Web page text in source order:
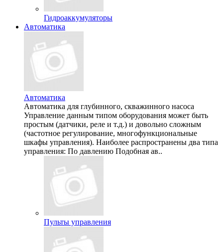
Гидроаккумуляторы
Автоматика
Автоматика
Автоматика для глубинного, скважинного насоса
Управление данным типом оборудования может быть
простым (датчики, реле и т.д.) и довольно сложным
(частотное регулирование, многофункциональные
шкафы управления). Наиболее распространены два типа
управления: По давлению Подобная ав..
Пульты управления